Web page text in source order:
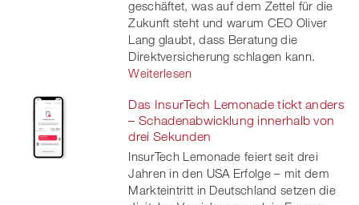
geschäftet, was auf dem Zettel für die
Zukunft steht und warum CEO Oliver
Lang glaubt, dass Beratung die
Direktversicherung schlagen kann.
Weiterlesen
Das InsurTech Lemonade tickt anders
– Schadenabwicklung innerhalb von
drei Sekunden
InsurTech Lemonade feiert seit drei
Jahren in den USA Erfolge – mit dem
Markteintritt in Deutschland setzen die